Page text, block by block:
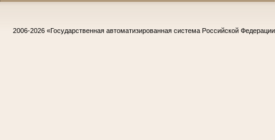
2006-2026 «Государственная автоматизированная система Российской